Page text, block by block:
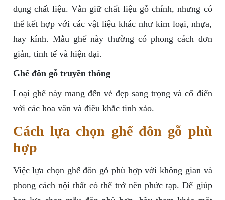
dụng chất liệu. Vẫn giữ chất liệu gỗ chính, nhưng có
thể kết hợp với các vật liệu khác như kim loại, nhựa,
hay kính. Mẫu ghế này thường có phong cách đơn
giản, tinh tế và hiện đại.
Ghế đôn gỗ truyền thống
Loại ghế này mang đến vẻ đẹp sang trọng và cổ điển
với các hoa văn và điêu khắc tinh xảo.
Cách lựa chọn ghế đôn gỗ phù
hợp
Việc lựa chọn ghế đôn gỗ phù hợp với không gian và
phong cách nội thất có thể trở nên phức tạp. Để giúp